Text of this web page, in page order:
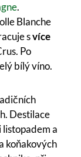
.
Blanche
svíce
Po
bílý víno.
Destilace
listopadem a
koňakových